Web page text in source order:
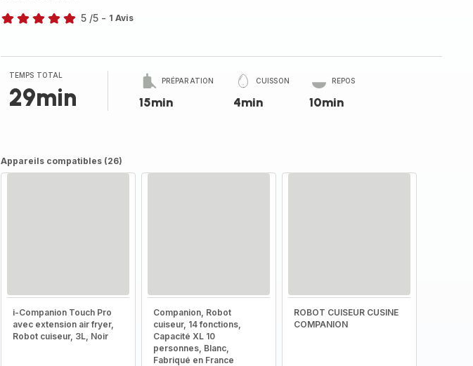
étoiles
(moyenne)
5 /5 - 1 Avis
TEMPS TOTAL
29min
PRÉPARATION
15min
CUISSON
4min
REPOS
10min
Appareils compatibles (26)
i-Companion Touch Pro
avec extension air fryer,
Robot cuiseur, 3L, Noir
Companion, Robot
cuiseur, 14 fonctions,
Capacité XL 10
personnes, Blanc,
Fabriqué en France
ROBOT CUISEUR CUSINE
COMPANION